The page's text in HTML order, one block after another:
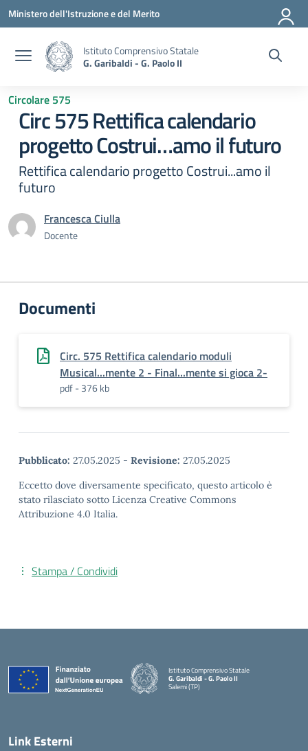
Vai ai contenuti
Vai al menu di navigazione
Vai al footer
Ministero dell'Istruzione e del Merito
Istituto Comprensivo Statale
G. Garibaldi - G. Paolo II
Circolare 575
Circ 575 Rettifica calendario
progetto Costrui…amo il futuro
Rettifica calendario progetto Costrui...amo il
futuro
Francesca Ciulla
Docente
Documenti
Circ. 575 Rettifica calendario moduli
Musical...mente 2 - Final...mente si gioca 2-
pdf - 376 kb
Pubblicato: 27.05.2025 - Revisione: 27.05.2025
Eccetto dove diversamente specificato, questo articolo è
stato rilasciato sotto Licenza Creative Commons
Attribuzione 4.0 Italia.
Stampa / Condividi
Istituto Comprensivo Statale
G. Garibaldi - G. Paolo II
Salemi (TP)
Link Esterni